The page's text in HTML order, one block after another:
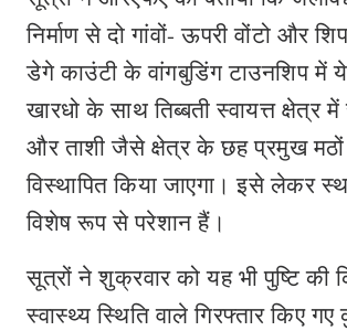
निर्माण से दो गांवों- ऊपरी वोंटो और
डेगे काउंटी के वांगबुडिंग टाउनशिप में
खारधो के साथ तिब्बती स्वायत्त क्षेत्र
और ताशी जैसे क्षेत्र के छह प्रमुख
विस्थापित किया जाएगा। इसे लेकर
विशेष रूप से परेशान हैं।
सूत्रों ने शुक्रवार को यह भी पुष्टि की
स्वास्थ्य स्थिति वाले गिरफ्तार किए